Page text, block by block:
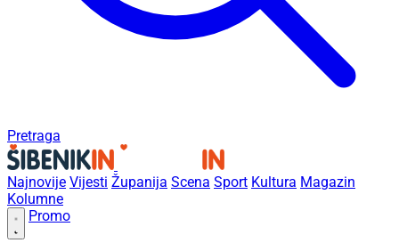
Pretraga
Najnovije Vijesti Županija Scena Sport Kultura Magazin
Kolumne
Promo